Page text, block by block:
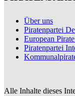
Über uns
Piratenpartei
European
Piratenpartei
Alle Inhalte dieses